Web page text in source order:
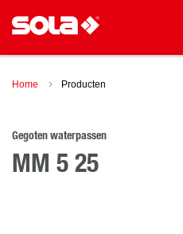
Home Producten
Gegoten waterpassen
MM 5 25